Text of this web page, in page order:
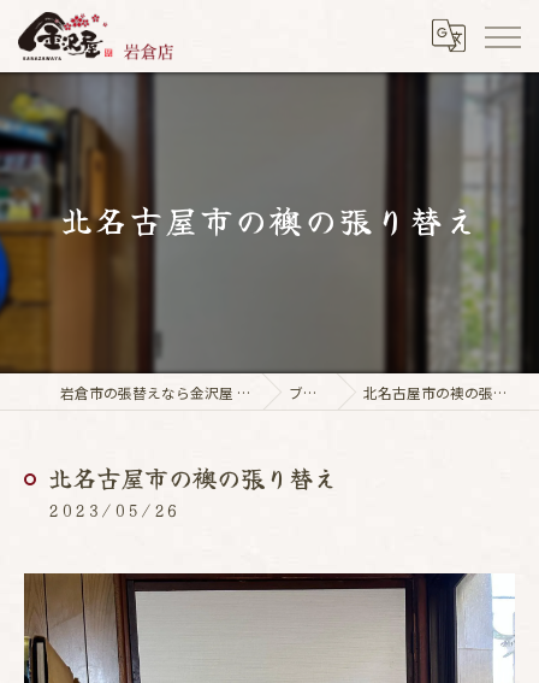
北名古屋市の襖の張り替え
岩倉市の張替えなら金沢屋 岩倉店 ブログ 北名古屋市の襖の張り替え
北名古屋市の襖の張り替え
2023/05/26